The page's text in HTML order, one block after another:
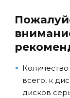
всего, к
дисков